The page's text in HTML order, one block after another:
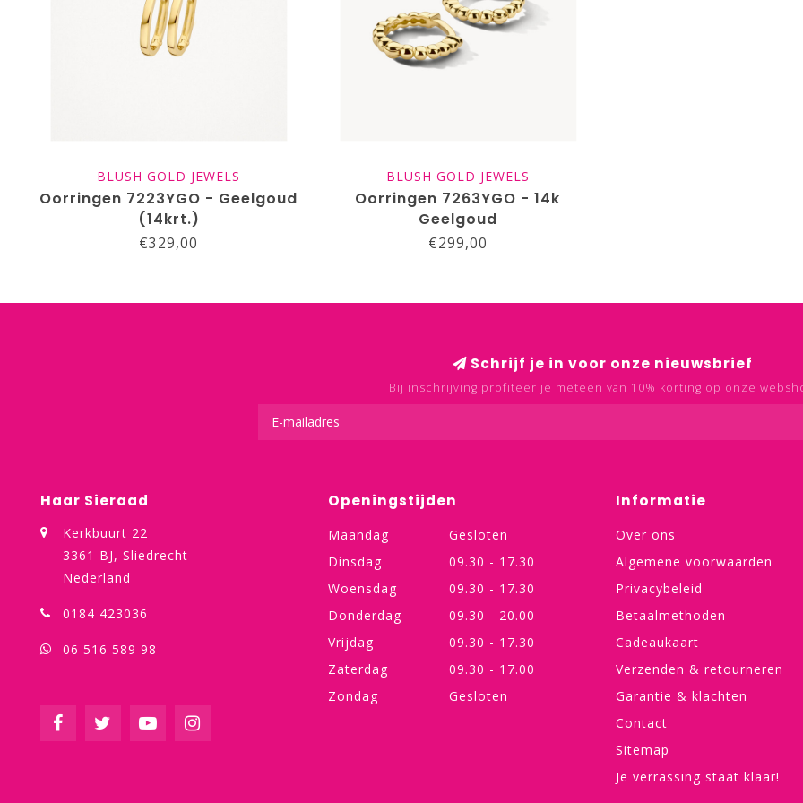
BLUSH GOLD JEWELS
Oorringen 7223YGO - Geelgoud
(14krt.)
€329,00
BLUSH GOLD JEWELS
Oorringen 7263YGO - 14k
Geelgoud
€299,00
Schrijf je in voor onze nieuwsbrief
Bij inschrijving profiteer je meteen van 10% korting op onze
Haar Sieraad
Kerkbuurt 22
3361 BJ, Sliedrecht
Nederland
0184 423036
06 516 589 98
Openingstijden
Maandag
Gesloten
Dinsdag
09.30 - 17.30
Woensdag
09.30 - 17.30
Donderdag
09.30 - 20.00
Vrijdag
09.30 - 17.30
Zaterdag
09.30 - 17.00
Zondag
Gesloten
Informatie
Over ons
Algemene voorwaarden
Privacybeleid
Betaalmethoden
Cadeaukaart
Verzenden & retourneren
Garantie & klachten
Contact
Sitemap
Je verrassing staat klaar!